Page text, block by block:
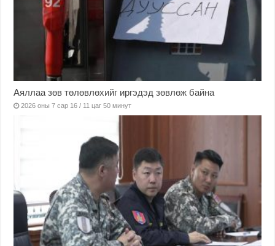
Аяллаа зөв төлөвлөхийг иргэдэд зөвлөж байна
2026 оны 7 сар 16 / 11 цаг 50 минут